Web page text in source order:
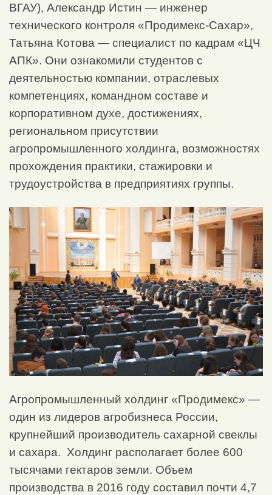
ВГАУ), Александр Истин — инженер
технического контроля «Продимекс-Сахар»,
Татьяна Котова — специалист по кадрам «ЦЧ
АПК». Они ознакомили студентов с
деятельностью компании, отраслевых
компетенциях, командном составе и
корпоративном духе, достижениях,
региональном присутствии
агропромышленного холдинга, возможностях
прохождения практики, стажировки и
трудоустройства в предприятиях группы.
Агропромышленный холдинг «Продимекс» —
один из лидеров агробизнеса России,
крупнейший производитель сахарной свеклы
и сахара. Холдинг располагает более 600
тысячами гектаров земли. Объем
производства в 2016 году составил почти 4,7